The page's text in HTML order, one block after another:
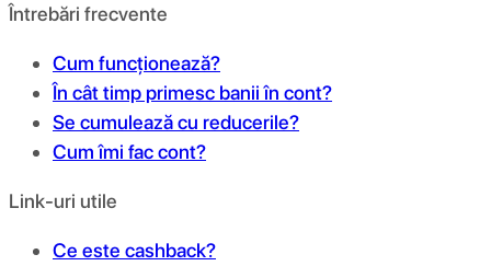
Întrebări frecvente
Cum funcționează?
În cât timp primesc banii în cont?
Se cumulează cu reducerile?
Cum îmi fac cont?
Link-uri utile
Ce este cashback?